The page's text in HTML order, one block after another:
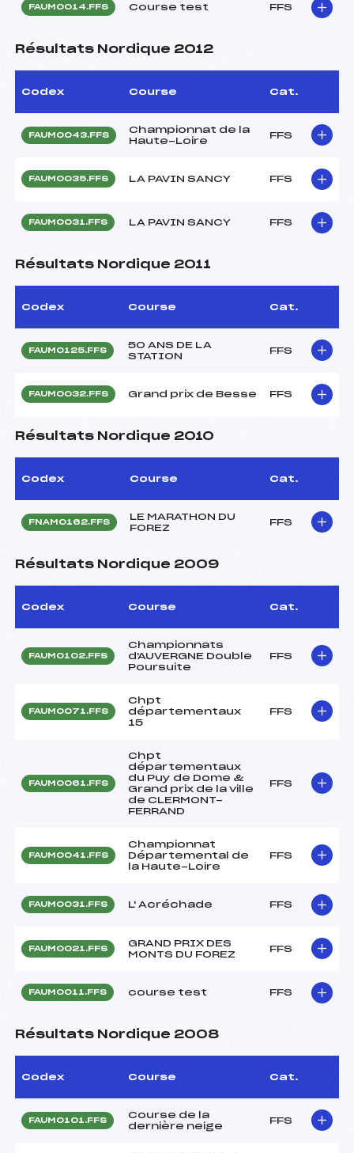
FAUM0014.FFS Course test FFS
Résultats Nordique 2012
Codex Course Cat.
FAUM0043.FFS
Championnat de la
Haute-Loire
FFS
FAUM0035.FFS LA PAVIN SANCY FFS
FAUM0031.FFS LA PAVIN SANCY FFS
Résultats Nordique 2011
Codex Course Cat.
FAUM0125.FFS
50 ANS DE LA
STATION
FFS
FAUM0032.FFS Grand prix de Besse FFS
Résultats Nordique 2010
Codex Course Cat.
FNAM0162.FFS
LE MARATHON DU
FOREZ
FFS
Résultats Nordique 2009
Codex Course Cat.
FAUM0102.FFS
Championnats
d'AUVERGNE Double
Poursuite
FFS
FAUM0071.FFS
Chpt
départementaux
15
FFS
FAUM0061.FFS
Chpt
départementaux
du Puy de Dome &
Grand prix de la ville
de CLERMONT-
FERRAND
FFS
FAUM0041.FFS
Championnat
Départemental de
la Haute-Loire
FFS
FAUM0031.FFS L' Acréchade FFS
FAUM0021.FFS
GRAND PRIX DES
MONTS DU FOREZ
FFS
FAUM0011.FFS course test FFS
Résultats Nordique 2008
Codex Course Cat.
FAUM0101.FFS
Course de la
dernière neige
FFS